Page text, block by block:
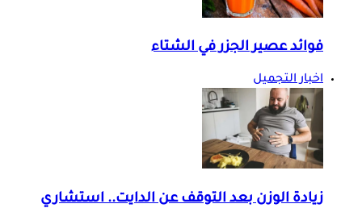
فوائد عصير الجزر في الشتاء
اخبار التجميل
زيادة الوزن بعد التوقف عن الدايت.. استشاري